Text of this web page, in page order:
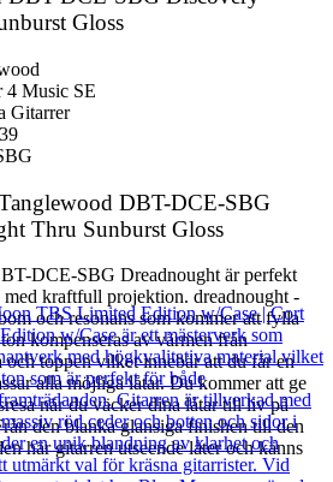
Gloss
4 Music SE
Gitarrer
DBT-DCE-SBG
Thru Sunburst Gloss
DCE-SBG Dreadnought är perfekt
kraftfull projektion. dreadnought -
och resonans som kommer att fylla
kompenseras av värmen från
och toppen vilket innebär att du får en
alla möjliga låtar. Du kommer att ge
när du väcker dina låtar till liv på
den blanka glansiga finishen till den
här gitarren utseende låter och känns